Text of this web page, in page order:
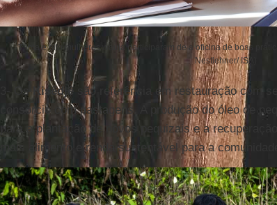
Trinta e oito mulheres wauja participaram de a oficina de boas
Nestlehner/ ISA)
3- Os Kisêdjêsão referência em restauração com
consórcio com pastagens. A produção do óleo de
para a plantação de novos pequizais e a
mais alimento e renda sustentável para a comunidade.